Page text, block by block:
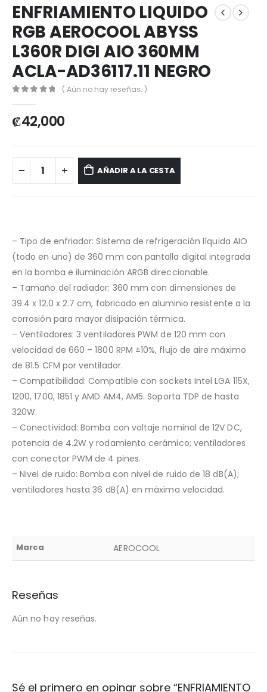
ENFRIAMIENTO LIQUIDO
RGB AEROCOOL ABYSS
L360R DIGI AIO 360MM
ACLA-AD36117.11 NEGRO
( Aún no hay reseñas. )
₡42,000
AÑADIR A LA CESTA
– Tipo de enfriador: Sistema de refrigeración líquida AIO
(todo en uno) de 360 mm con pantalla digital integrada
en la bomba e iluminación ARGB direccionable.
– Tamaño del radiador: 360 mm con dimensiones de
39.4 x 12.0 x 2.7 cm, fabricado en aluminio resistente a la
corrosión para mayor disipación térmica.
– Ventiladores: 3 ventiladores PWM de 120 mm con
velocidad de 660 – 1800 RPM ±10%, flujo de aire máximo
de 81.5 CFM por ventilador.
– Compatibilidad: Compatible con sockets Intel LGA 115X,
1200, 1700, 1851 y AMD AM4, AM5. Soporta TDP de hasta
320W.
– Conectividad: Bomba con voltaje nominal de 12V DC,
potencia de 4.2W y rodamiento cerámico; ventiladores
con conector PWM de 4 pines.
– Nivel de ruido: Bomba con nivel de ruido de 18 dB(A);
ventiladores hasta 36 dB(A) en máxima velocidad.
Marca AEROCOOL
Reseñas
Aún no hay reseñas.
Sé el primero en opinar sobre “ENFRIAMIENTO